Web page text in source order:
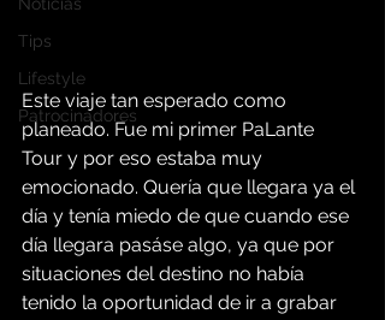
Tips
Lifestyle
Patrocinadores
Este viaje tan esperado como
planeado. Fue mi primer PaLante
Tour y por eso estaba muy
emocionado. Quería que llegara ya el
día y tenía miedo de que cuando ese
día llegara pasáse algo, ya que por
situaciones del destino no había
tenido la oportunidad de ir a grabar